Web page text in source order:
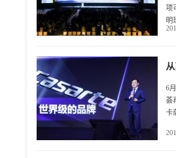
项
明
6
荟
卡